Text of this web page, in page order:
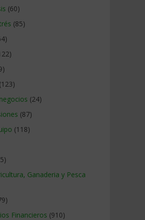
(60)
(85)
(123)
(24)
(87)
(118)
Ganaderia y Pesca
Financieros (910)